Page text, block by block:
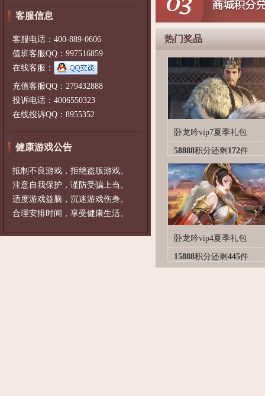
客服信息
客服电话：400-889-0606
值班客服QQ：997516859
在线客服：
充值客服QQ：279432888
投诉电话：4006550323
在线投诉QQ：8955352
健康游戏公告
抵制不良游戏，拒绝盗版游戏。
注意自我保护，谨防受骗上当。
适度游戏益脑，沉迷游戏伤身。
合理安排时间，享受健康生活。
热门奖品
卧龙吟vip7夏季礼包
58888积分还剩 172件
卧龙吟vip4夏季礼包
15888积分还剩 445件